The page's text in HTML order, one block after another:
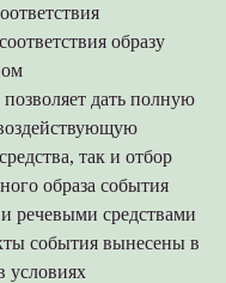
образу
дать полную
так и отбор
образа события
речевыми средствами
события вынесены в
условиях